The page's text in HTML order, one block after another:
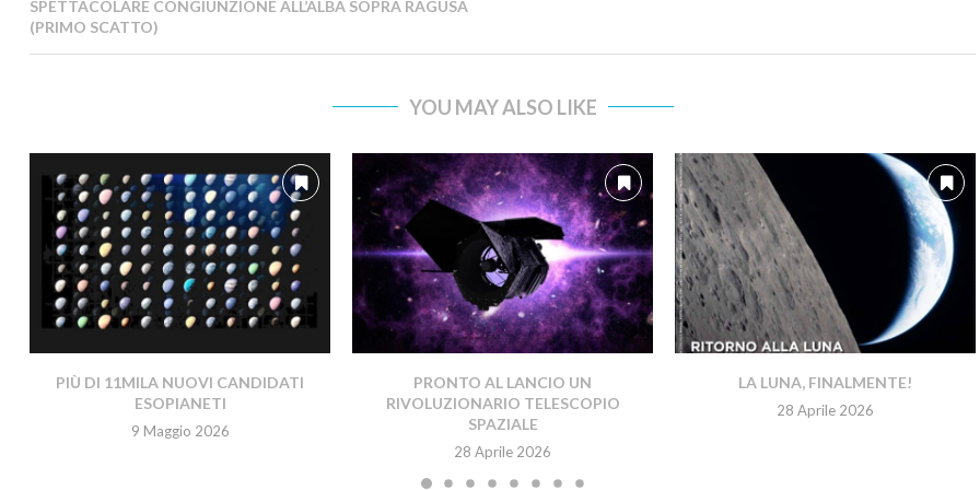
SPETTACOLARE CONGIUNZIONE ALL’ALBA SOPRA RAGUSA
(PRIMO SCATTO)
YOU MAY ALSO LIKE
PIÙ DI 11MILA NUOVI CANDIDATI
ESOPIANETI
9 Maggio 2026
PRONTO AL LANCIO UN
RIVOLUZIONARIO TELESCOPIO
SPAZIALE
28 Aprile 2026
LA LUNA, FINALMENTE!
28 Aprile 2026